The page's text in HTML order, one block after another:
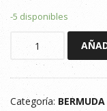
-5 disponibles
T
Categoría: